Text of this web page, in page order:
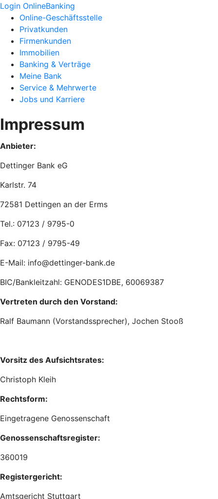
Login OnlineBanking
Online-Geschäftsstelle
Privatkunden
Firmenkunden
Immobilien
Banking & Verträge
Meine Bank
Service & Mehrwerte
Jobs und Karriere
Impressum
Anbieter:
Dettinger Bank eG
Karlstr. 74
72581 Dettingen an der Erms
Tel.: 07123 / 9795-0
Fax: 07123 / 9795-49
E-Mail: info@dettinger-bank.de
BIC/Bankleitzahl: GENODES1DBE, 60069387
Vertreten durch den Vorstand:
Ralf Baumann (Vorstandssprecher), Jochen Stooß
Vorsitz des Aufsichtsrates:
Christoph Kleih
Rechtsform:
Eingetragene Genossenschaft
Genossenschaftsregister:
360019
Registergericht:
Amtsgericht Stuttgart